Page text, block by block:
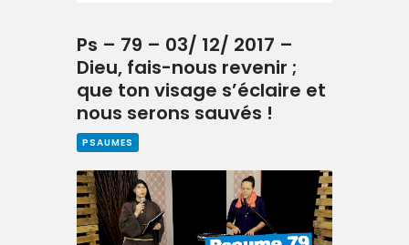
Ps – 79 – 03/ 12/ 2017 –
Dieu, fais-nous revenir ;
que ton visage s’éclaire et
nous serons sauvés !
PSAUMES